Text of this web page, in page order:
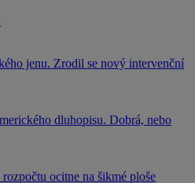
jenu. Zrodil se nový intervenční
dluhopisu. Dobrá, nebo
ocitne na šikmé ploše